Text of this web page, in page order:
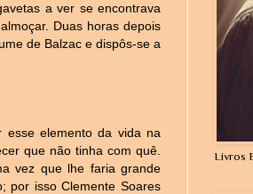
a ver se encontrava
Duas horas depois
de Balzac e dispôs-se a
esse elemento da vida na
que não tinha com quê.
vez que lhe faria grande
por isso Clemente Soares
Livros